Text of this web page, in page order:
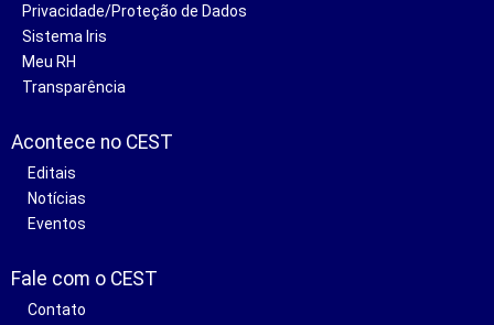
Privacidade/Proteção de Dados
Sistema Iris
Meu RH
Transparência
Acontece no CEST
Editais
Notícias
Eventos
Fale com o CEST
Contato